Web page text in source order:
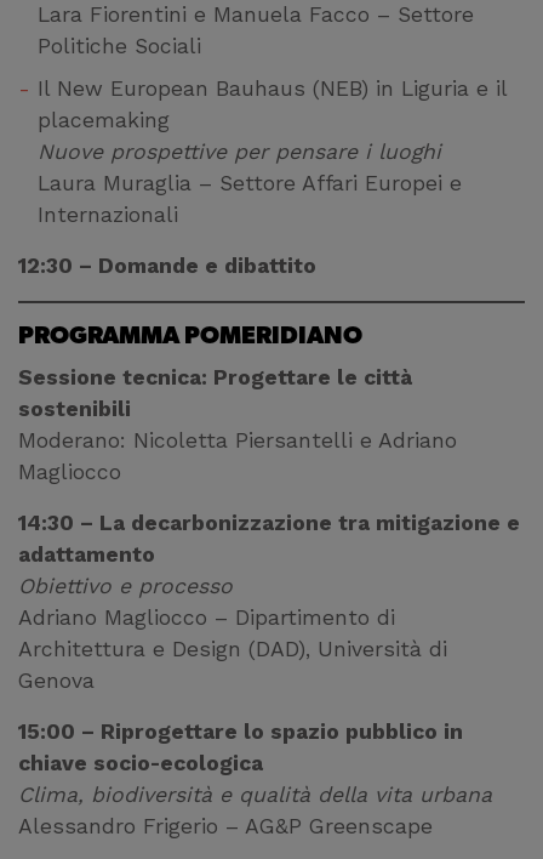
Lara Fiorentini e Manuela Facco – Settore
Politiche Sociali
Il New European Bauhaus (NEB) in Liguria e il
placemaking
Nuove prospettive per pensare i luoghi
Laura Muraglia – Settore Affari Europei e
Internazionali
12:30 – Domande e dibattito
PROGRAMMA POMERIDIANO
Sessione tecnica: Progettare le città
sostenibili
Moderano: Nicoletta Piersantelli e Adriano
Magliocco
14:30 – La decarbonizzazione tra mitigazione e
adattamento
Obiettivo e processo
Adriano Magliocco – Dipartimento di
Architettura e Design (DAD), Università di
Genova
15:00 – Riprogettare lo spazio pubblico in
chiave socio-ecologica
Clima, biodiversità e qualità della vita urbana
Alessandro Frigerio – AG&P Greenscape